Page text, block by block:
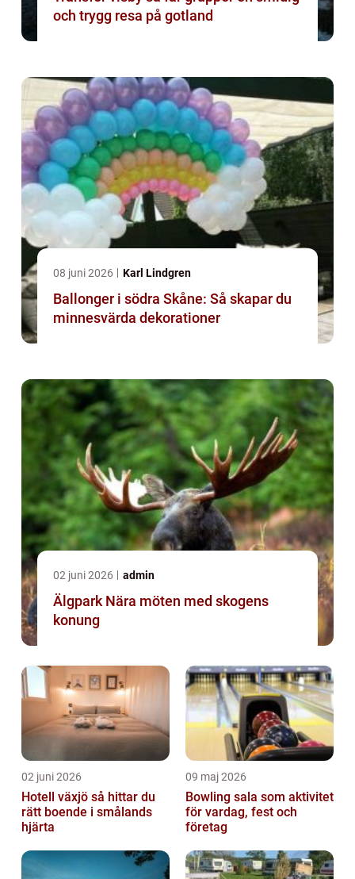
och trygg resa på gotland
08 juni 2026 Karl Lindgren
Ballonger i södra Skåne: Så skapar du
minnesvärda dekorationer
02 juni 2026 admin
Älgpark Nära möten med skogens
konung
02 juni 2026
Hotell växjö så hittar du
rätt boende i smålands
hjärta
09 maj 2026
Bowling sala som aktivitet
för vardag, fest och
företag